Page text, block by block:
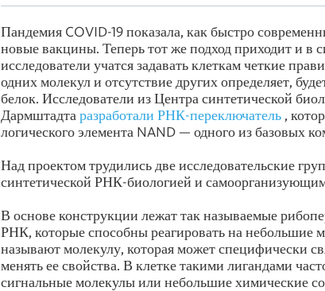
Пандемия COVID-19 показала, как быстро
новые вакцины. Теперь тот же подход приходит и в
исследователи учатся задавать клеткам четкие
одних молекул и отсутствие других определяет,
белок. Исследователи из Центра синтетической
Дармштадта разработали РНК-переключатель ,
логического элемента NAND — одного из базовых
Над проектом трудились две исследовательские
синтетической РНК-биологией и
В основе конструкции лежат так называемые
РНК, которые способны реагировать на небольшие
называют молекулу, которая может специфически
менять ее свойства. В клетке такими лигандами
сигнальные молекулы или небольшие химические